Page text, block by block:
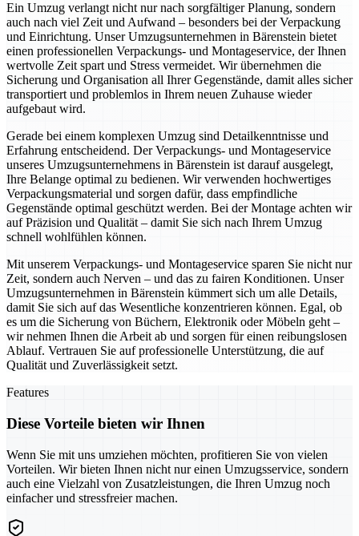
Ein Umzug verlangt nicht nur nach sorgfältiger Planung, sondern
auch nach viel Zeit und Aufwand – besonders bei der Verpackung
und Einrichtung. Unser Umzugsunternehmen in Bärenstein bietet
einen professionellen Verpackungs- und Montageservice, der Ihnen
wertvolle Zeit spart und Stress vermeidet. Wir übernehmen die
Sicherung und Organisation all Ihrer Gegenstände, damit alles sicher
transportiert und problemlos in Ihrem neuen Zuhause wieder
aufgebaut wird.
Gerade bei einem komplexen Umzug sind Detailkenntnisse und
Erfahrung entscheidend. Der Verpackungs- und Montageservice
unseres Umzugsunternehmens in Bärenstein ist darauf ausgelegt,
Ihre Belange optimal zu bedienen. Wir verwenden hochwertiges
Verpackungsmaterial und sorgen dafür, dass empfindliche
Gegenstände optimal geschützt werden. Bei der Montage achten wir
auf Präzision und Qualität – damit Sie sich nach Ihrem Umzug
schnell wohlfühlen können.
Mit unserem Verpackungs- und Montageservice sparen Sie nicht nur
Zeit, sondern auch Nerven – und das zu fairen Konditionen. Unser
Umzugsunternehmen in Bärenstein kümmert sich um alle Details,
damit Sie sich auf das Wesentliche konzentrieren können. Egal, ob
es um die Sicherung von Büchern, Elektronik oder Möbeln geht –
wir nehmen Ihnen die Arbeit ab und sorgen für einen reibungslosen
Ablauf. Vertrauen Sie auf professionelle Unterstützung, die auf
Qualität und Zuverlässigkeit setzt.
Features
Diese Vorteile bieten wir Ihnen
Wenn Sie mit uns umziehen möchten, profitieren Sie von vielen
Vorteilen. Wir bieten Ihnen nicht nur einen Umzugsservice, sondern
auch eine Vielzahl von Zusatzleistungen, die Ihren Umzug noch
einfacher und stressfreier machen.